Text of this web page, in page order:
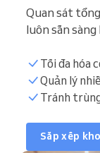
Quan sát
luôn sẵn
Tối đa hóa
Quản lý
Tránh
Sắp xếp